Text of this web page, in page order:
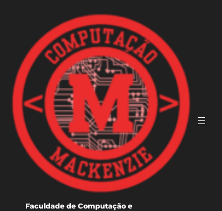
conteúdo
Faculdade de Computação e